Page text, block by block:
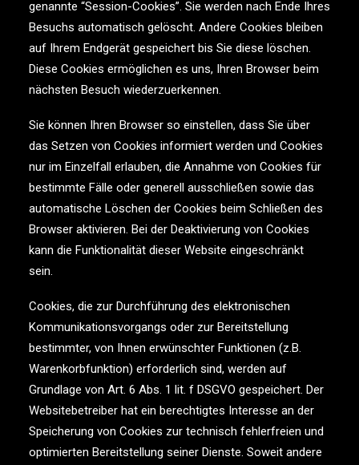
genannte “Session-Cookies”. Sie werden nach Ende Ihres
Besuchs automatisch gelöscht. Andere Cookies bleiben
auf Ihrem Endgerät gespeichert bis Sie diese löschen.
Diese Cookies ermöglichen es uns, Ihren Browser beim
nächsten Besuch wiederzuerkennen.
Sie können Ihren Browser so einstellen, dass Sie über
das Setzen von Cookies informiert werden und Cookies
nur im Einzelfall erlauben, die Annahme von Cookies für
bestimmte Fälle oder generell ausschließen sowie das
automatische Löschen der Cookies beim Schließen des
Browser aktivieren. Bei der Deaktivierung von Cookies
kann die Funktionalität dieser Website eingeschränkt
sein.
Cookies, die zur Durchführung des elektronischen
Kommunikationsvorgangs oder zur Bereitstellung
bestimmter, von Ihnen erwünschter Funktionen (z.B.
Warenkorbfunktion) erforderlich sind, werden auf
Grundlage von Art. 6 Abs. 1 lit. f DSGVO gespeichert. Der
Websitebetreiber hat ein berechtigtes Interesse an der
Speicherung von Cookies zur technisch fehlerfreien und
optimierten Bereitstellung seiner Dienste. Soweit andere